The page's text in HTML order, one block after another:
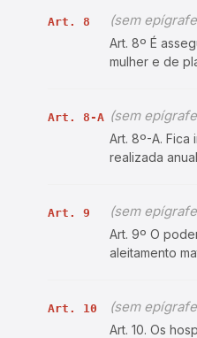
Art. 8 (sem
Art. 8º É
mulher e de
Art. 8-A (sem
Art. 8º-A. Fica
realizada
Art. 9 (sem
Art. 9º O
aleitamento
Art. 10 (sem
Art. 10. Os